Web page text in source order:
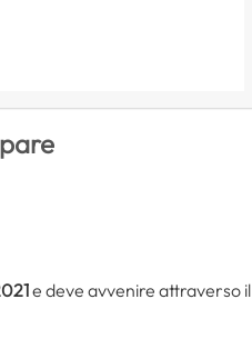
e deve avvenire attraverso il